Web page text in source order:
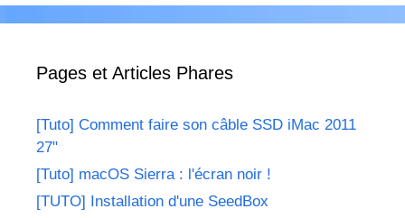
Pages et Articles Phares
[Tuto] Comment faire son câble SSD iMac 2011
27"
[Tuto] macOS Sierra : l'écran noir !
[TUTO] Installation d'une SeedBox